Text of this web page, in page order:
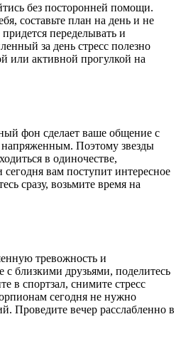
без посторонней помощи.
составьте план на день и не
переделывать и
за день стресс полезно
или активной прогулкой на
фон сделает ваше общение с
Поэтому звезды
в одиночестве,
вам поступит интересное
сразу, возьмите время на
тревожность и
с близкими друзьями, поделитесь
в спортзал, снимите стресс
сегодня не нужно
Проведите вечер расслабленно в